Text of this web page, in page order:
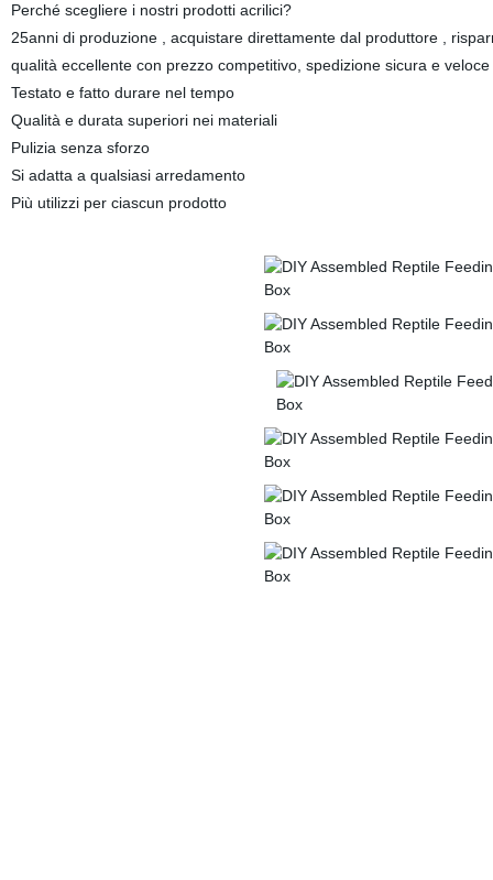
Perché scegliere i nostri prodotti acrilici?
25anni di produzione , acquistare direttamente dal produttore ,
qualità eccellente con prezzo competitivo, spedizione sicura e
Testato e fatto durare nel tempo
Qualità e durata superiori nei materiali
Pulizia senza sforzo
Si adatta a qualsiasi arredamento
Più utilizzi per ciascun prodotto